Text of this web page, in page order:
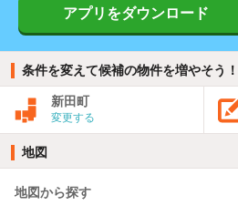
アプリをダウンロード
条件を変えて候補の物件を増やそう！
新田町
変更する
地図
地図から探す